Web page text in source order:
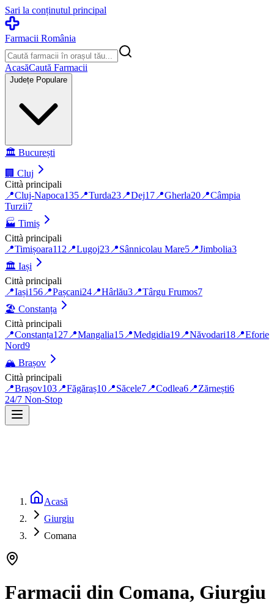
Sari la conținutul principal
Farmacii România
AcasăCaută Farmacii
Județe Populare
🏛️ București
🏢 Cluj
Città principali
📍Cluj-Napoca135 📍Turda23 📍Dej17 📍Gherla20 📍Câmpia
Turzii7
🏭 Timiș
Città principali
📍Timișoara112 📍Lugoj23 📍Sânnicolau Mare5 📍Jimbolia3
🏛️ Iași
Città principali
📍Iași156 📍Pașcani24 📍Hârlău3 📍Târgu Frumos7
🏖️ Constanța
Città principali
📍Constanța127 📍Mangalia15 📍Medgidia19 📍Năvodari18 📍Eforie
Nord9
🏔️ Brașov
Città principali
📍Brașov103 📍Făgăraș10 📍Săcele7 📍Codlea6 📍Zărnești6
24/7 Non-Stop
Acasă
Giurgiu
Comana
Farmacii din Comana, Giurgiu